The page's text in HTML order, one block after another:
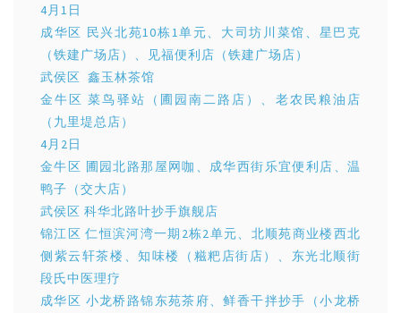
4月1日
成华区 民兴北苑10栋1单元、大司坊川菜馆、星巴克
（铁建广场店）、见福便利店（铁建广场店）
武侯区 鑫玉林茶馆
金牛区 菜鸟驿站（圃园南二路店）、老农民粮油店
（九里堤总店）
4月2日
金牛区 圃园北路那屋网咖、成华西街乐宜便利店、温
鸭子（交大店）
武侯区 科华北路叶抄手旗舰店
锦江区 仁恒滨河湾一期2栋2单元、北顺苑商业楼西北
侧紫云轩茶楼、知味楼（糍粑店街店）、东光北顺街
段氏中医理疗
成华区 小龙桥路锦东苑茶府、鲜香干拌抄手（小龙桥